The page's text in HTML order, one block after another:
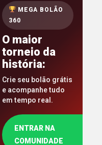
MEGA BOLÃO
360
O maior
torneio da
história:
Crie seu bolão grátis
e acompanhe tudo
em tempo real.
ENTRAR NA
COMUNIDADE